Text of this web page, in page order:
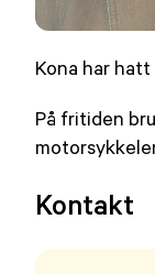
Kona har
På fritiden
Kontakt